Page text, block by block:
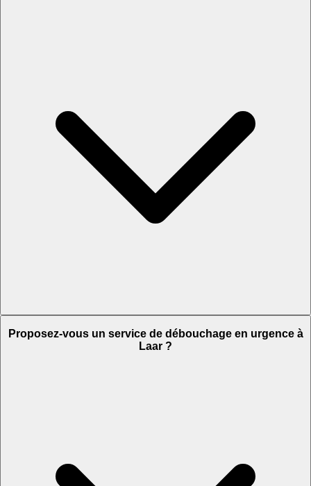
Proposez-vous un service de débouchage en urgence à
Laar ?